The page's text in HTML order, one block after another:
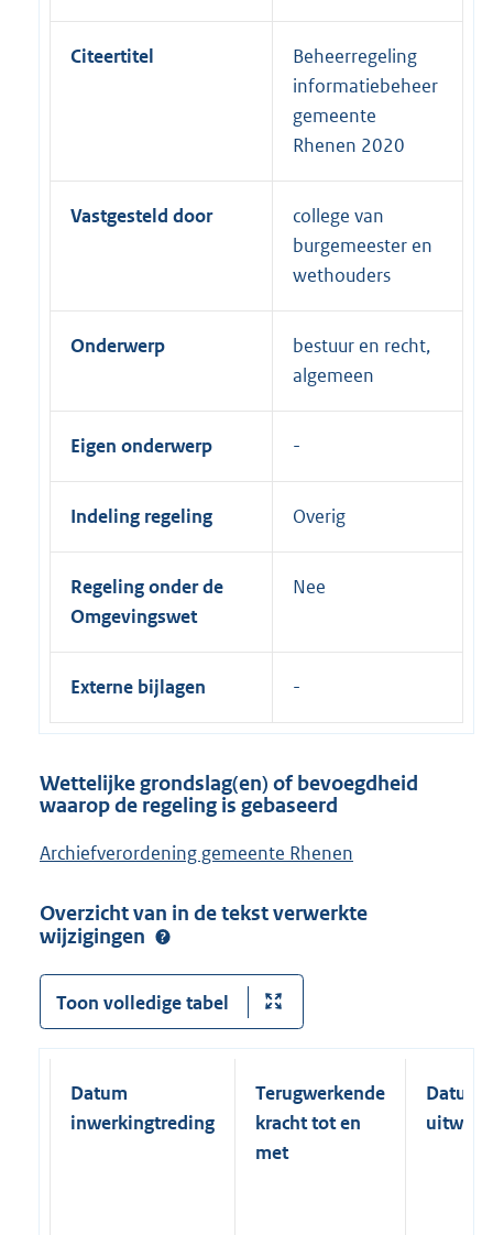
Citeertitel
Beheerregeling
informatiebeheer
gemeente
Rhenen 2020
Vastgesteld door
college van
burgemeester en
wethouders
Onderwerp
bestuur en recht,
algemeen
Eigen onderwerp
Indeling regeling Overig
Regeling onder de
Omgevingswet
Nee
Externe bijlagen
Wettelijke grondslag(en) of bevoegdheid
waarop de regeling is gebaseerd
Archiefverordening gemeente Rhenen
Overzicht van in de tekst verwerkte
wijzigingen
Toon volledige tabel
Datum
inwerkingtreding
Terugwerkende
kracht tot en
met
Datum